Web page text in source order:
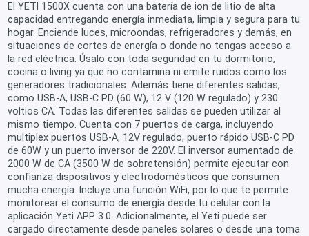
El YETI 1500X cuenta con una batería de ion de litio de alta
capacidad entregando energía inmediata, limpia y segura para tu
hogar. Enciende luces, microondas, refrigeradores y demás, en
situaciones de cortes de energía o donde no tengas acceso a
la red eléctrica. Úsalo con toda seguridad en tu dormitorio,
cocina o living ya que no contamina ni emite ruidos como los
generadores tradicionales. Además tiene diferentes salidas,
como USB-A, USB-C PD (60 W), 12 V (120 W regulado) y 230
voltios CA. Todas las diferentes salidas se pueden utilizar al
mismo tiempo. Cuenta con 7 puertos de carga, incluyendo
multiplex puertos USB-A, 12V regulado, puerto rápido USB-C PD
de 60W y un puerto inversor de 220V. El inversor aumentado de
2000 W de CA (3500 W de sobretensión) permite ejecutar con
confianza dispositivos y electrodomésticos que consumen
mucha energía. Incluye una función WiFi, por lo que te permite
monitorear el consumo de energía desde tu celular con la
aplicación Yeti APP 3.0. Adicionalmente, el Yeti puede ser
cargado directamente desde paneles solares o desde una toma